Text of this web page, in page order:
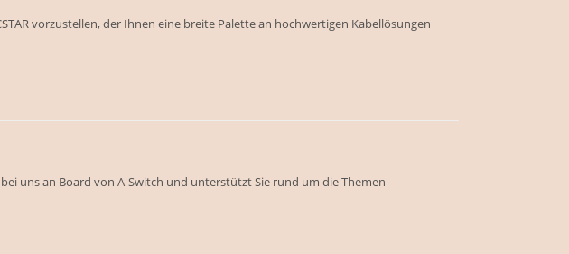
vorzustellen, der Ihnen eine breite Palette an hochwertigen Kabellösungen
uns an Board von A-Switch und unterstützt Sie rund um die Themen